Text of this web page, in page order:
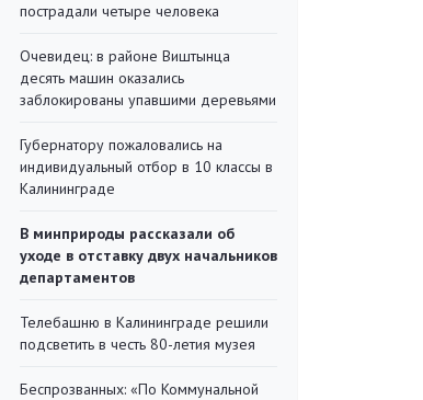
пострадали четыре человека
Очевидец: в районе Виштынца
десять машин оказались
заблокированы упавшими деревьями
Губернатору пожаловались на
индивидуальный отбор в 10 классы в
Калининграде
В минприроды рассказали об
уходе в отставку двух начальников
департаментов
Телебашню в Калининграде решили
подсветить в честь 80-летия музея
Беспрозванных: «По Коммунальной